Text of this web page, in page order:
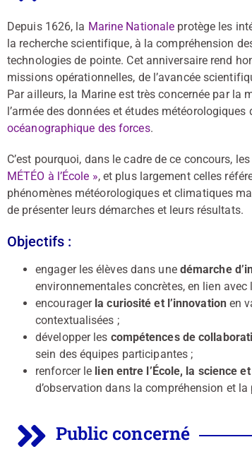
Depuis 1626, la Marine Nationale protège les
la recherche scientifique, à la compréhension
technologies de pointe. Cet anniversaire rend
missions opérationnelles, de l’avancée
Par ailleurs, la Marine est très concernée par la
l’armée des données et études météorologiques
océanographique des forces.
C’est pourquoi, dans le cadre de ce concours,
MÉTÉO à l’École », et plus largement celles
phénomènes météorologiques et climatiques
de présenter leurs démarches et leurs résultats.
Objectifs :
engager les élèves dans unedémarche
environnementales concrètes, en lien
encourager la curiosité et l’innovationen
contextualisées ;
développer les compétences de
sein des équipes participantes ;
renforcer le lien entre l’École, la science
d’observation dans la compréhension et
Public concerné